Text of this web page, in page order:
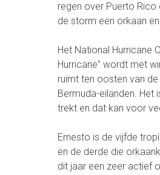
regen over Puerto Rico
de storm een orkaan
Het National Hurricane
Hurricane” wordt met
ruimt ten oosten van
Bermuda-eilanden. Het
trekt en dat kan voor
Ernesto is de vijfde
en de derde die
dit jaar een zeer actief